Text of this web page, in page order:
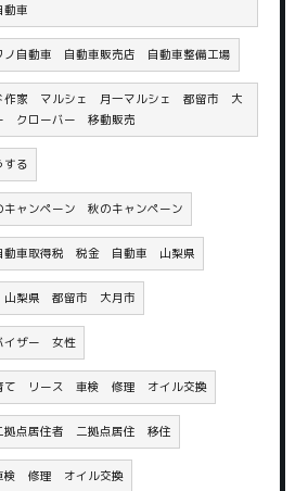
車
ノ自動車 自動車販売店 自動車整備工場
作家 マルシェ 月一マルシェ 都留市 大
クローバー 移動販売
る
ャンペーン 秋のキャンペーン
動車取得税 税金 自動車 山梨県
梨県 都留市 大月市
イザー 女性
リース 車検 修理 オイル交換
点居住者 二拠点居住 移住
修理 オイル交換